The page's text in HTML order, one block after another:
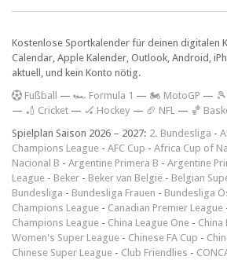
Kostenlose Sportkalender für deinen digitalen
Calendar, Apple Kalender, Outlook, Android,
aktuell, und kein Konto nötig.
Fußball — 🏎️ Formula 1 — 🏍 MotoGP —
— 🏏 Cricket — 🏑 Hockey — 🏈 NFL — 🏀
Spielplan Saison 2026 – 2027: 2. Bundesliga -
Champions League - AFC Cup - Africa Cup of
Nacional B - Argentine Primera B - Argentine
League - Beker - Beker van België - Belgian
Bundesliga - Bundesliga Frauen - Bundesliga
Champions League - Canadian Premier League
Champions League - China League One - China
Women's Super League - Chinese FA Cup -
Chinese Super League - Club Friendlies -